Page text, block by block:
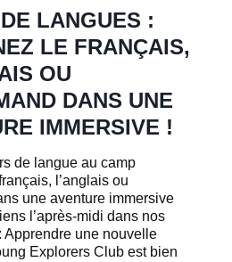
a
l
c
a
s
p
LANGUES :
LE FRANÇAIS,
OU
DANS UNE
IMMERSIVE !
de langue au camp
l’anglais ou
une aventure immersive
l’après-midi dans nos
Apprendre une nouvelle
Explorers Club est bien